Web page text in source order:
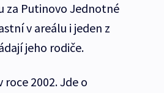
za Putinovo Jednotné
v areálu i jeden z
jeho rodiče.
2002. Jde o